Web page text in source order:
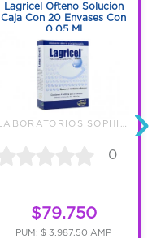
Lagricel Ofteno Solucion
Caja Con 20 Envases Con
0.05 Ml
0
$79.750
PUM: $ 3,987.50 AMP
›